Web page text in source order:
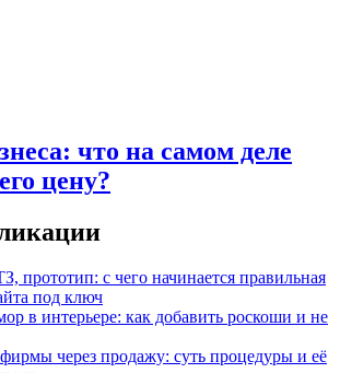
что на самом деле
цену?
прототип: с чего начинается правильная
под ключ
в интерьере: как добавить роскоши и не
через продажу: суть процедуры и её